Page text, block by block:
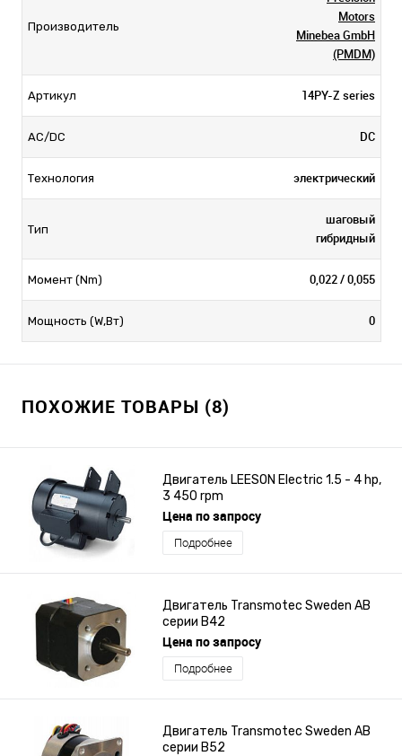
Производитель
Motors
Minebea GmbH
(PMDM)
Артикул 14PY-Z series
AC/DC DC
Технология электрический
Тип
шаговый
гибридный
Момент (Nm) 0,022 / 0,055
Мощность (W,Вт) 0
ПОХОЖИЕ ТОВАРЫ (8)
Двигатель LEESON Electric 1.5 - 4 hp,
3 450 rpm
Цена по запросу
Подробнее
Двигатель Transmotec Sweden AB
серии B42
Цена по запросу
Подробнее
Двигатель Transmotec Sweden AB
серии B52